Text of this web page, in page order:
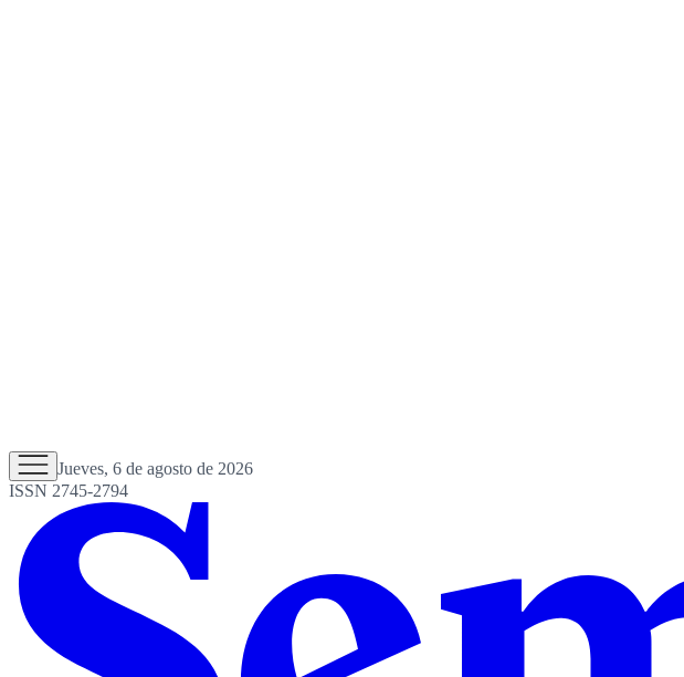
Jueves, 6 de agosto de 2026
ISSN 2745-2794